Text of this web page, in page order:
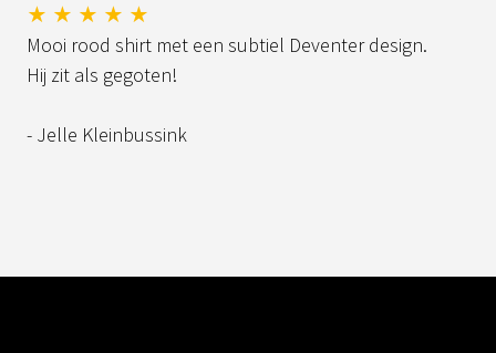
★ ★ ★ ★ ★
Mooi rood shirt met een subtiel Deventer design.
Hij zit als gegoten!
- Jelle Kleinbussink